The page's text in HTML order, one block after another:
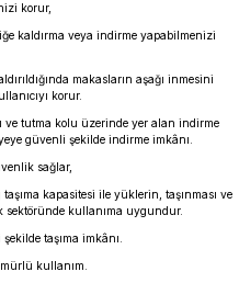
korur,
kaldırma veya indirme yapabilmenizi
makasların aşağı inmesini
korur.
ve tutma kolu üzerinde yer alan indirme
güvenli şekilde indirme imkânı.
sağlar,
kapasitesi ile yüklerin, taşınması ve
sektöründe kullanıma uygundur.
taşıma imkânı.
kullanım.